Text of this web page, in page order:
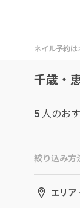
ネイル予約
千歳・
5 人のお
絞り込み方
エリア